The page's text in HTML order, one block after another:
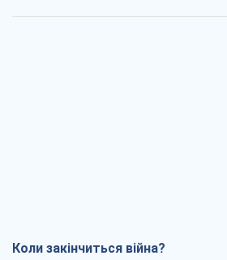
Коли закінчиться війна?